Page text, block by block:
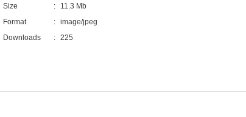
Size
:
11.3 Mb
Format
: image/jpeg
Downloads
: 225